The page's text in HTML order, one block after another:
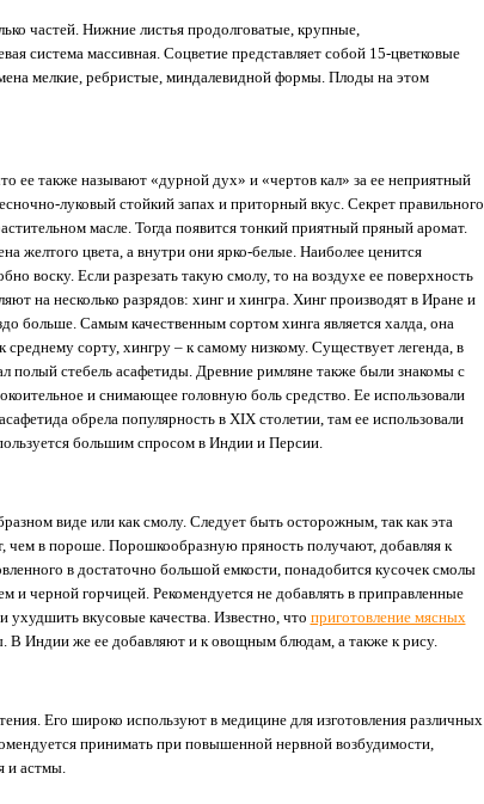
частей. Нижние листья продолговатые, крупные,
система массивная. Соцветие представляет собой 15-цветковые
мелкие, ребристые, миндалевидной формы. Плоды на этом
ее также называют «дурной дух» и «чертов кал» за ее неприятный
луковый стойкий запах и приторный вкус. Секрет правильного
масле. Тогда появится тонкий приятный пряный аромат.
желтого цвета, а внутри они ярко-белые. Наиболее ценится
воску. Если разрезать такую смолу, то на воздухе ее поверхность
на несколько разрядов: хинг и хингра. Хинг производят в Иране и
больше. Самым качественным сортом хинга является халда, она
сорту, хингру – к самому низкому. Существует легенда, в
полый стебель асафетиды. Древние римляне также были знакомы с
и снимающее головную боль средство. Ее использовали
обрела популярность в XIX столетии, там ее использовали
большим спросом в Индии и Персии.
виде или как смолу. Следует быть осторожным, так как эта
чем в пороше. Порошкообразную пряность получают, добавляя к
в достаточно большой емкости, понадобится кусочек смолы
черной горчицей. Рекомендуется не добавлять в приправленные
ухудшить вкусовые качества. Известно, что приготовление мясных
В Индии же ее добавляют и к овощным блюдам, а также к рису.
Его широко используют в медицине для изготовления различных
принимать при повышенной нервной возбудимости,
и астмы.